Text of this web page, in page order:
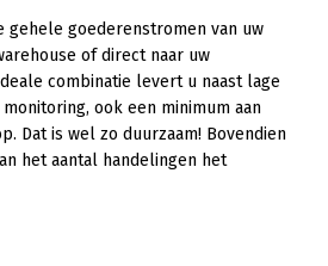
gehele goederenstromen van uw
of direct naar uw
combinatie levert u naast lage
ook een minimum aan
Dat is wel zo duurzaam! Bovendien
het aantal handelingen het